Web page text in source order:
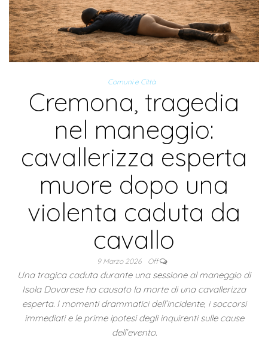
Comuni e Città
Cremona, tragedia
nel maneggio:
cavallerizza esperta
muore dopo una
violenta caduta da
cavallo
9 Marzo 2026 Off
Una tragica caduta durante una sessione al maneggio di
Isola Dovarese ha causato la morte di una cavallerizza
esperta. I momenti drammatici dell’incidente, i soccorsi
immediati e le prime ipotesi degli inquirenti sulle cause
dell’evento.